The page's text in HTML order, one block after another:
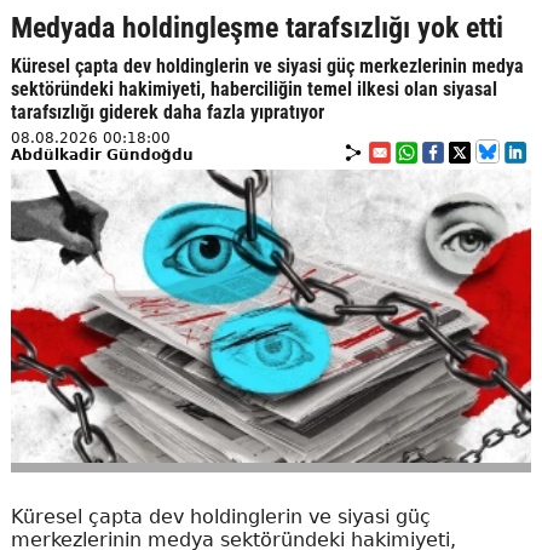
Medyada holdingleşme tarafsızlığı yok etti
Küresel çapta dev holdinglerin ve siyasi güç merkezlerinin medya
sektöründeki hakimiyeti, haberciliğin temel ilkesi olan siyasal
tarafsızlığı giderek daha fazla yıpratıyor
08.08.2026 00:18:00
Abdülkadir Gündoğdu
Küresel çapta dev holdinglerin ve siyasi güç
merkezlerinin medya sektöründeki hakimiyeti,